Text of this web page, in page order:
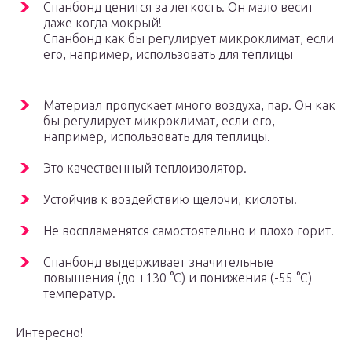
Спанбонд ценится за легкость. Он мало весит
даже когда мокрый!
Спанбонд как бы регулирует микроклимат, если
его, например, использовать для теплицы
Материал пропускает много воздуха, пар. Он как
бы регулирует микроклимат, если его,
например, использовать для теплицы.
Это качественный теплоизолятор.
Устойчив к воздействию щелочи, кислоты.
Не воспламенятся самостоятельно и плохо горит.
Спанбонд выдерживает значительные
повышения (до +130 °C) и понижения (-55 °C)
температур.
Интересно!